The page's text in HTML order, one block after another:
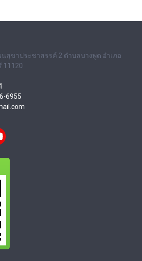
สุขาประชาสรรค์ 2 ตำบลบางพูด อำเภอ
11120
6955